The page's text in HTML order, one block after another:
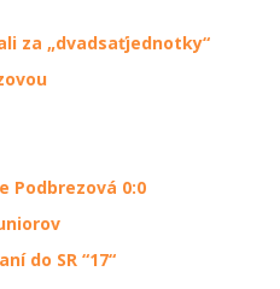
za „dvadsaťjednotky“
Podbrezová 0:0
do SR “17“